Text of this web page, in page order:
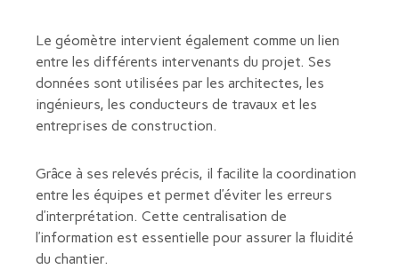
Le géomètre intervient également comme un lien
entre les différents intervenants du projet. Ses
données sont utilisées par les architectes, les
ingénieurs, les conducteurs de travaux et les
entreprises de construction.
Grâce à ses relevés précis, il facilite la coordination
entre les équipes et permet d’éviter les erreurs
d’interprétation. Cette centralisation de
l’information est essentielle pour assurer la fluidité
du chantier.